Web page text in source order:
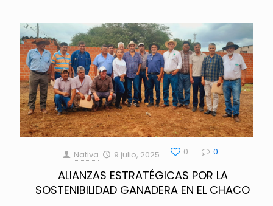
Nativa 9 julio, 2025 0 0
ALIANZAS ESTRATÉGICAS POR LA
SOSTENIBILIDAD GANADERA EN EL CHACO